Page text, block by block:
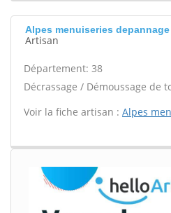
Alpes menuiseries depannage
Artisan
Département: 38
Décrassage / Démoussage de
Voir la fiche artisan : Alpes